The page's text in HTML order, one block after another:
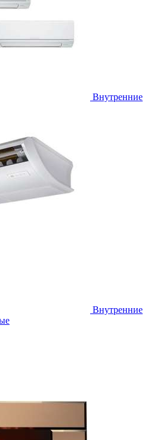
Внутренние
Внутренние